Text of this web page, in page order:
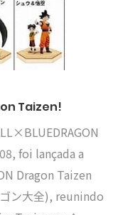
Taizen!
foi lançada a
Dragon Taizen
ン大全), reunindo